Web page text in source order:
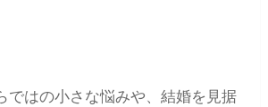
ではの小さな悩みや、結婚を見据